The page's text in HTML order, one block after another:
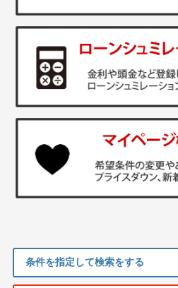
条件を指定して検索をする